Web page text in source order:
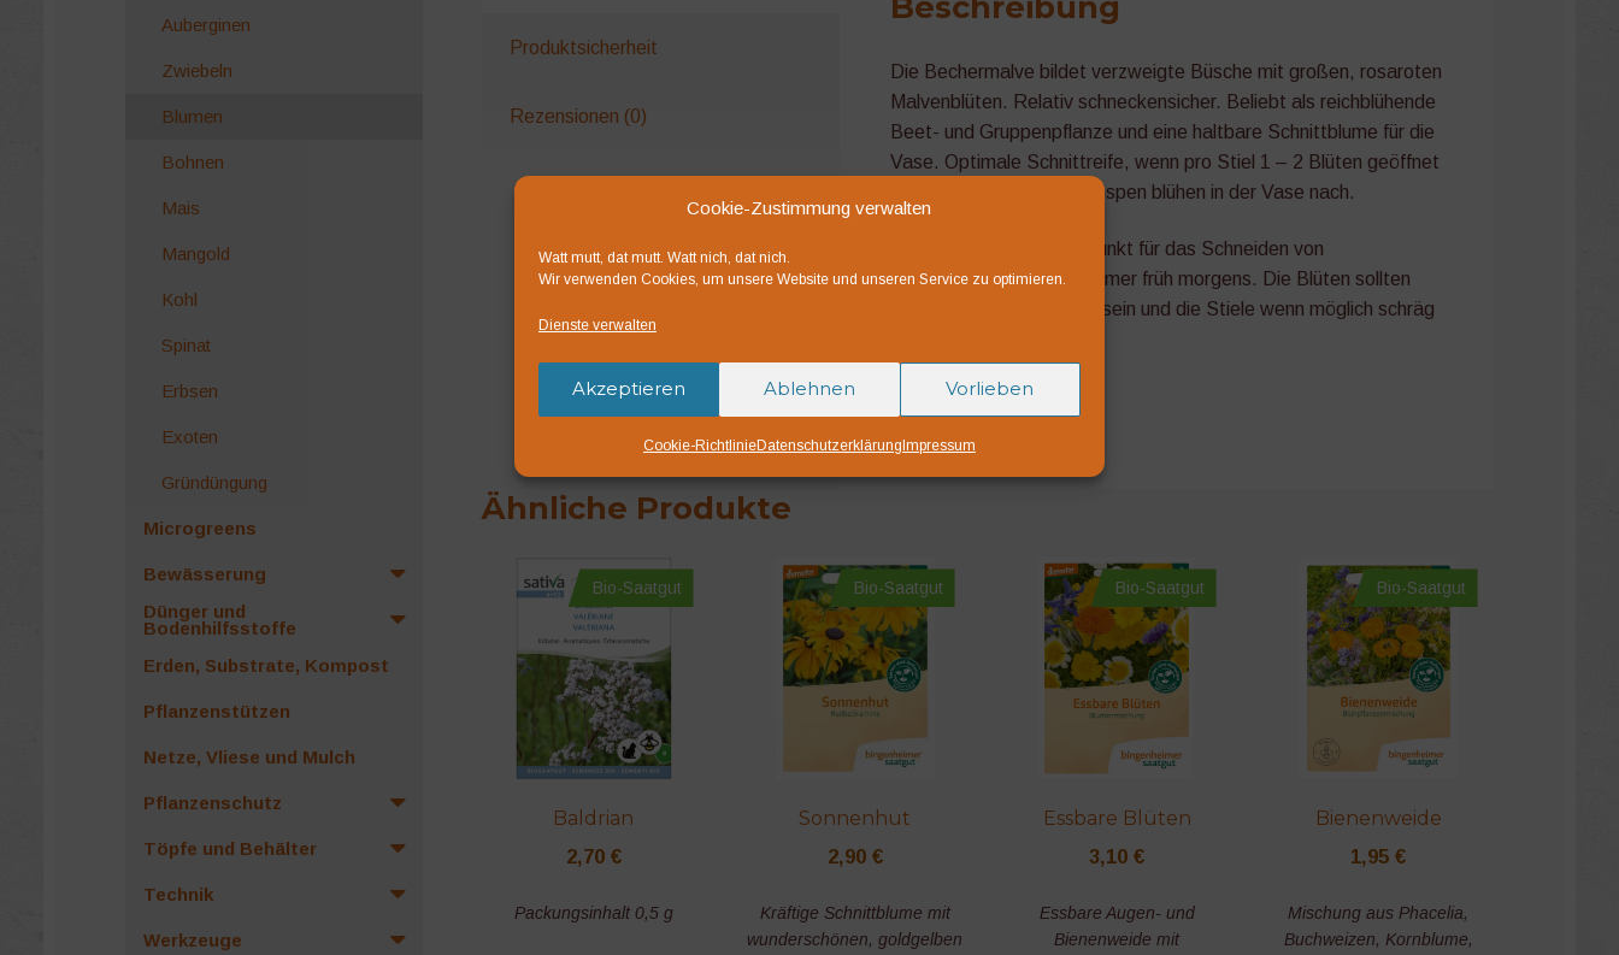
Cookie-Zustimmung verwalten
Watt mutt, dat mutt. Watt nich, dat nich.
Wir verwenden Cookies, um unsere Website und unseren Service zu optimieren.
Dienste verwalten
Akzeptieren Ablehnen Vorlieben
Cookie-RichtlinieDatenschutzerklärungImpressum
Produktsicherheit
Rezensionen (0)
Die Bechermalve bildet verzweigte Büsche mit großen, rosaroten
Malvenblüten. Relativ schneckensicher. Beliebt als reichblühende
Beet- und Gruppenpflanze und eine haltbare Schnittblume für die
Vase. Optimale Schnittreife, wenn pro Stiel 1 – 2 Blüten geöffnet
sind. Farbe zeigende Knospen blühen in der Vase nach.
“TIPP”: Der beste Zeitpunkt für das Schneiden von
Schnittblumen ist im Sommer früh morgens. Die Blüten sollten
noch nicht ganz geöffnet sein und die Stiele wenn möglich schräg
Biosaatgut DE-ÖKO-007
Ähnliche Produkte
Bio-Saatgut
Baldrian
2,70 €
Packungsinhalt 0,5 g
Bio-Saatgut
Sonnenhut
2,90 €
Kräftige Schnittblume mit
wunderschönen, goldgelben
Bio-Saatgut
Essbare Blüten
3,10€
Essbare Augen- und
Bienenweide mit
Bio-Saatgut
Bienenweide
1,95€
Mischung aus Phacelia,
Buchweizen, Kornblume,
Auberginen
Zwiebeln
Blumen
Bohnen
Mais
Mangold
Kohl
Spinat
Erbsen
Exoten
Gründüngung
Microgreens
Bewässerung
Dünger und
Bodenhilfsstoffe
Erden, Substrate, Kompost
Pflanzenstützen
Netze, Vliese und Mulch
Pflanzenschutz
Töpfe und Behälter
Technik
Werkzeuge